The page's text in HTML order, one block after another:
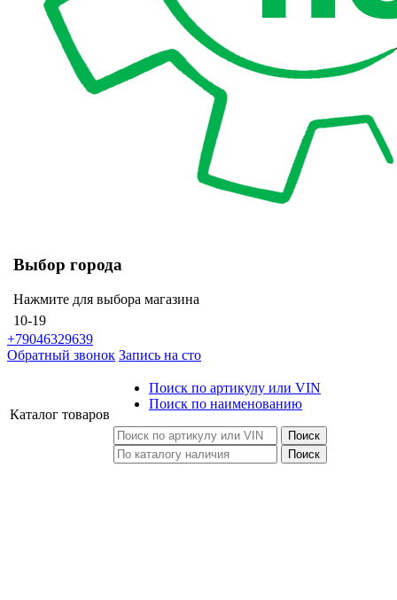
Выбор города
Нажмите для выбора магазина
10-19
+79046329639
Обратный звонок Запись на сто
Каталог товаров
Поиск по артикулу или VIN
Поиск по наименованию
Поиск
Поиск